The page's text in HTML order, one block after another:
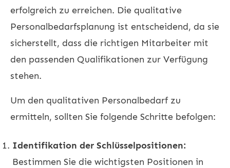
erfolgreich zu erreichen. Die qualitative
Personalbedarfsplanung ist entscheidend, da sie
sicherstellt, dass die richtigen Mitarbeiter mit
den passenden Qualifikationen zur Verfügung
stehen.
Um den qualitativen Personalbedarf zu
ermitteln, sollten Sie folgende Schritte befolgen:
Identifikation der Schlüsselpositionen:
Bestimmen Sie die wichtigsten Positionen in